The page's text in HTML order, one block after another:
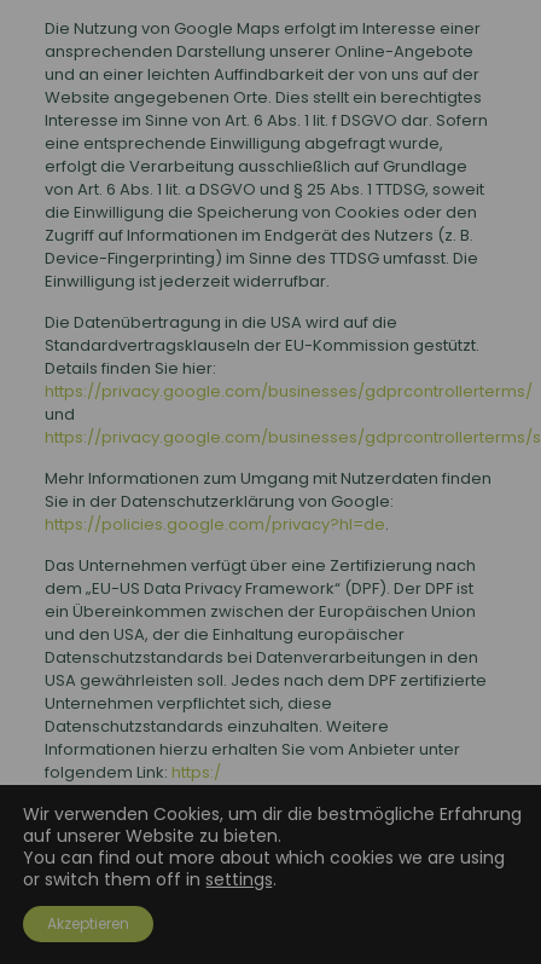
Die Nutzung von Google Maps erfolgt im Interesse einer
ansprechenden Darstellung unserer Online-Angebote
und an einer leichten Auffindbarkeit der von uns auf der
Website angegebenen Orte. Dies stellt ein berechtigtes
Interesse im Sinne von Art. 6 Abs. 1 lit. f DSGVO dar. Sofern
eine entsprechende Einwilligung abgefragt wurde,
erfolgt die Verarbeitung ausschließlich auf Grundlage
von Art. 6 Abs. 1 lit. a DSGVO und § 25 Abs. 1 TTDSG, soweit
die Einwilligung die Speicherung von Cookies oder den
Zugriff auf Informationen im Endgerät des Nutzers (z. B.
Device-Fingerprinting) im Sinne des TTDSG umfasst. Die
Einwilligung ist jederzeit widerrufbar.
Die Datenübertragung in die USA wird auf die
Standardvertragsklauseln der EU-Kommission gestützt.
Details finden Sie hier:
https://privacy.google.com/businesses/gdprcontrollerterms/
und
https://privacy.google.com/businesses/gdprcontrollerterms/
Mehr Informationen zum Umgang mit Nutzerdaten finden
Sie in der Datenschutzerklärung von Google:
https://policies.google.com/privacy?hl=de.
Das Unternehmen verfügt über eine Zertifizierung nach
dem „EU-US Data Privacy Framework“ (DPF). Der DPF ist
ein Übereinkommen zwischen der Europäischen Union
und den USA, der die Einhaltung europäischer
Datenschutzstandards bei Datenverarbeitungen in den
USA gewährleisten soll. Jedes nach dem DPF zertifizierte
Unternehmen verpflichtet sich, diese
Datenschutzstandards einzuhalten. Weitere
Informationen hierzu erhalten Sie vom Anbieter unter
folgendem Link: https:/
search/participant- detail?
contact=true&id=a2zt000000001L5AAI&status=Active
8. Eigene Dienste
Google Drive
Wir verwenden Cookies, um dir die bestmögliche Erfahrung
auf unserer Website zu bieten.
You can find out more about which cookies we are using
or switch them off in settings.
Akzeptieren